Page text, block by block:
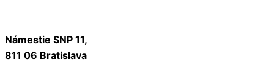
Námestie SNP 11,
811 06 Bratislava